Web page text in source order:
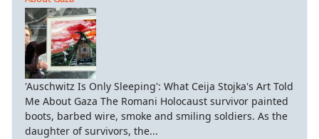
'Auschwitz Is Only Sleeping': What Ceija Stojka's Art Told
Me About Gaza The Romani Holocaust survivor painted
boots, barbed wire, smoke and smiling soldiers. As the
daughter of survivors, the...